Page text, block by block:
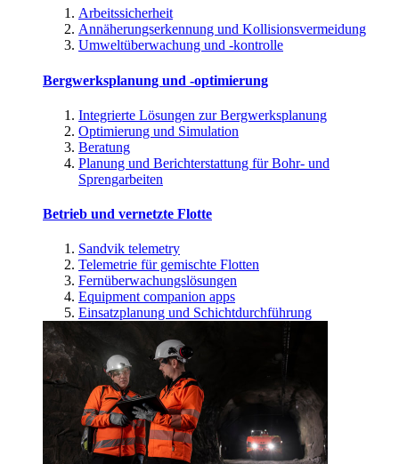
Arbeitssicherheit
Annäherungserkennung und Kollisionsvermeidung
Umweltüberwachung und -kontrolle
Bergwerksplanung und -optimierung
Integrierte Lösungen zur Bergwerksplanung
Optimierung und Simulation
Beratung
Planung und Berichterstattung für Bohr- und
Sprengarbeiten
Betrieb und vernetzte Flotte
Sandvik telemetry
Telemetrie für gemischte Flotten
Fernüberwachungslösungen
Equipment companion apps
Einsatzplanung und Schichtdurchführung